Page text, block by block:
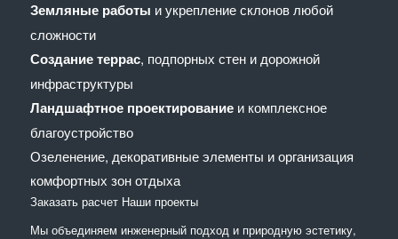
Земляные работы и укрепление склонов любой
сложности
Создание террас, подпорных стен и дорожной
инфраструктуры
Ландшафтное проектированиеи комплексное
благоустройство
Озеленение, декоративные элементы и организация
комфортных зон отдыха
Заказать расчет Наши проекты
Мы объединяем инженерный подход и природную эстетику,